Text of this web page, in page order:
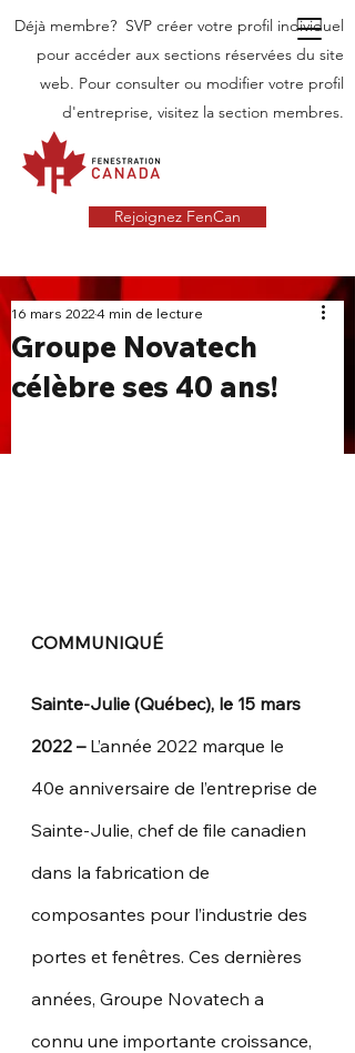
Déjà membre? SVP créer votre profil individuel
pour accéder aux sections réservées du site
web. Pour consulter ou modifier votre profil
d'entreprise, visitez la section membres.
Rejoignez FenCan
INDUSTRIE
NOUVELLES
Dernières nouvelles dans l'industrie des
Groupe Novatech
célèbre ses 40 ans!
16 mars 20224 min de lecture
COMMUNIQUÉ
Sainte-Julie (Québec), le 15 mars
2022 – L’année 2022 marque le
40e anniversaire de l’entreprise de
Sainte-Julie, chef de file canadien
dans la fabrication de
composantes pour l’industrie des
portes et fenêtres. Ces dernières
années, Groupe Novatech a
connu une importante croissance,